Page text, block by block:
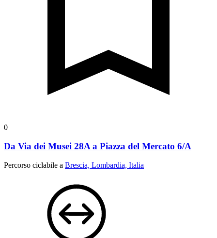
0
Da Via dei Musei 28A a Piazza del Mercato 6/A
Percorso ciclabile a Brescia, Lombardia, Italia